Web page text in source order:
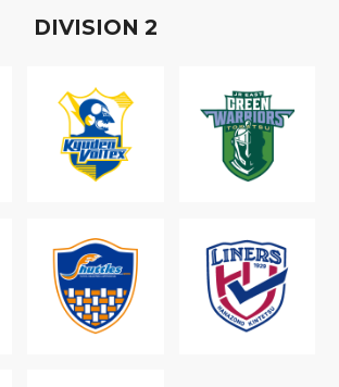
DIVISION 2